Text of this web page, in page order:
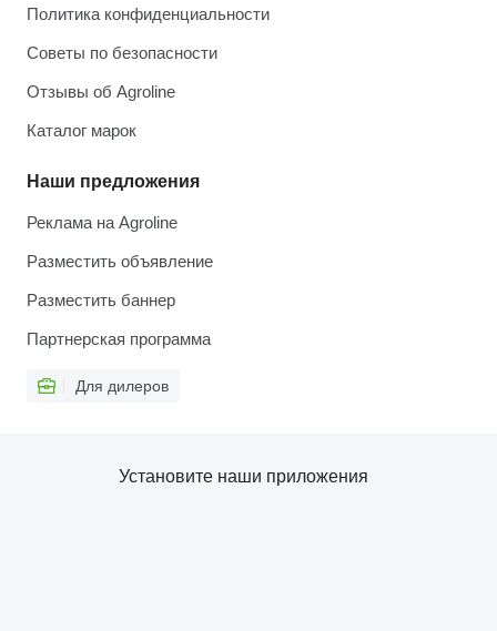
Политика конфиденциальности
Советы по безопасности
Отзывы об Agroline
Каталог марок
Наши предложения
Реклама на Agroline
Разместить объявление
Разместить баннер
Партнерская программа
Для дилеров
Установите наши приложения